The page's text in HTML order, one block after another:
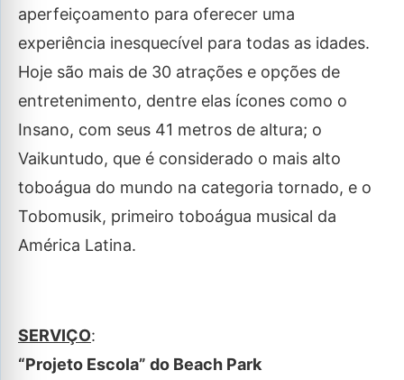
aperfeiçoamento para oferecer uma
experiência inesquecível para todas as idades.
Hoje são mais de 30 atrações e opções de
entretenimento, dentre elas ícones como o
Insano, com seus 41 metros de altura; o
Vaikuntudo, que é considerado o mais alto
toboágua do mundo na categoria tornado, e o
Tobomusik, primeiro toboágua musical da
América Latina.
SERVIÇO:
“Projeto Escola” do Beach Park